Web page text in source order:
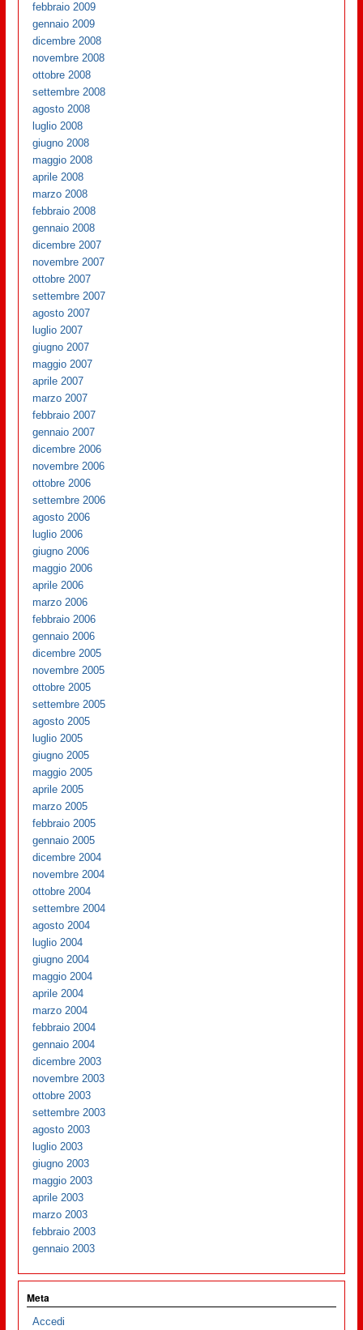
febbraio 2009
gennaio 2009
dicembre 2008
novembre 2008
ottobre 2008
settembre 2008
agosto 2008
luglio 2008
giugno 2008
maggio 2008
aprile 2008
marzo 2008
febbraio 2008
gennaio 2008
dicembre 2007
novembre 2007
ottobre 2007
settembre 2007
agosto 2007
luglio 2007
giugno 2007
maggio 2007
aprile 2007
marzo 2007
febbraio 2007
gennaio 2007
dicembre 2006
novembre 2006
ottobre 2006
settembre 2006
agosto 2006
luglio 2006
giugno 2006
maggio 2006
aprile 2006
marzo 2006
febbraio 2006
gennaio 2006
dicembre 2005
novembre 2005
ottobre 2005
settembre 2005
agosto 2005
luglio 2005
giugno 2005
maggio 2005
aprile 2005
marzo 2005
febbraio 2005
gennaio 2005
dicembre 2004
novembre 2004
ottobre 2004
settembre 2004
agosto 2004
luglio 2004
giugno 2004
maggio 2004
aprile 2004
marzo 2004
febbraio 2004
gennaio 2004
dicembre 2003
novembre 2003
ottobre 2003
settembre 2003
agosto 2003
luglio 2003
giugno 2003
maggio 2003
aprile 2003
marzo 2003
febbraio 2003
gennaio 2003
Meta
Accedi